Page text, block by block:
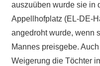
auszuüben wurde sie in
Appellhofplatz (EL-DE-
angedroht wurde, wenn
Mannes preisgebe.
Weigerung die Töchter